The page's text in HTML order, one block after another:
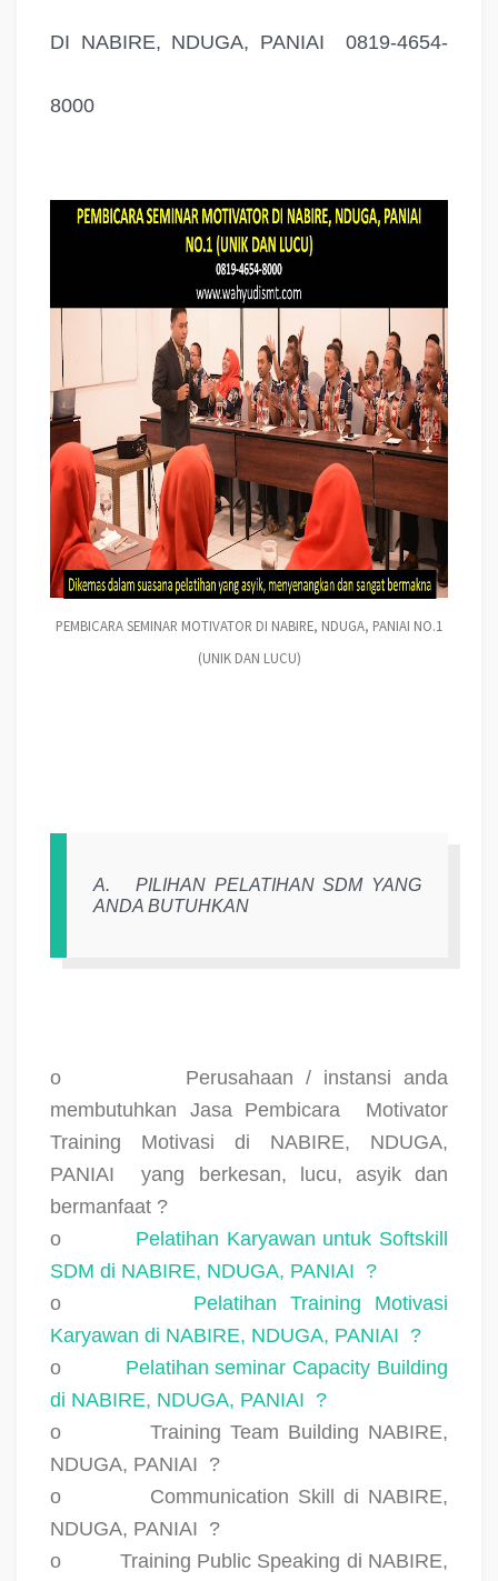
DI NABIRE, NDUGA, PANIAI 0819-4654-
8000
PEMBICARA SEMINAR MOTIVATOR DI NABIRE, NDUGA, PANIAI NO.1
(UNIK DAN LUCU)
A.
PILIHAN PELATIHAN SDM YANG
ANDA BUTUHKAN
o
Perusahaan / instansi anda
membutuhkan Jasa Pembicara
Motivator
Training Motivasi di NABIRE, NDUGA,
PANIAI
yang berkesan, lucu, asyik dan
bermanfaat ?
o
Pelatihan Karyawan untuk Softskill
SDM di NABIRE, NDUGA, PANIAI ?
o
Pelatihan Training Motivasi
Karyawan di NABIRE, NDUGA, PANIAI ?
o
Pelatihan seminar Capacity Building
di NABIRE, NDUGA, PANIAI ?
o
Training Team Building NABIRE,
NDUGA, PANIAI ?
o
Communication Skill di NABIRE,
NDUGA, PANIAI ?
o
Training Public Speaking di NABIRE,